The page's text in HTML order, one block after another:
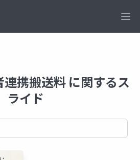
携搬送料 に関するス
ライド